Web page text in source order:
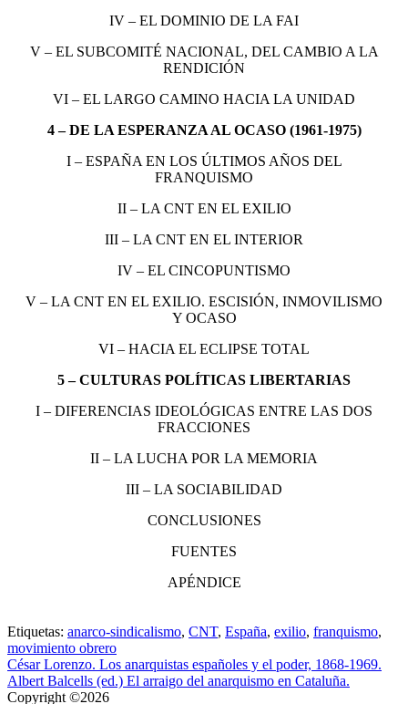
IV – EL DOMINIO DE LA FAI
V – EL SUBCOMITÉ NACIONAL, DEL CAMBIO A LA
RENDICIÓN
VI – EL LARGO CAMINO HACIA LA UNIDAD
4 – DE LA ESPERANZA AL OCASO (1961-1975)
I – ESPAÑA EN LOS ÚLTIMOS AÑOS DEL
FRANQUISMO
II – LA CNT EN EL EXILIO
III – LA CNT EN EL INTERIOR
IV – EL CINCOPUNTISMO
V – LA CNT EN EL EXILIO. ESCISIÓN, INMOVILISMO
Y OCASO
VI – HACIA EL ECLIPSE TOTAL
5 – CULTURAS POLÍTICAS LIBERTARIAS
I – DIFERENCIAS IDEOLÓGICAS ENTRE LAS DOS
FRACCIONES
II – LA LUCHA POR LA MEMORIA
III – LA SOCIABILIDAD
CONCLUSIONES
FUENTES
APÉNDICE
Etiquetas: anarco-sindicalismo, CNT, España, exilio, franquismo,
movimiento obrero
César Lorenzo. Los anarquistas españoles y el poder, 1868-1969.
Albert Balcells (ed.) El arraigo del anarquismo en Cataluña.
Copyright ©2026